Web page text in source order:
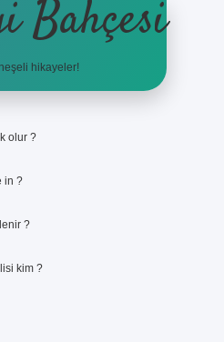
Bahçesi
hikayeler!
olur ?
in ?
?
kim ?